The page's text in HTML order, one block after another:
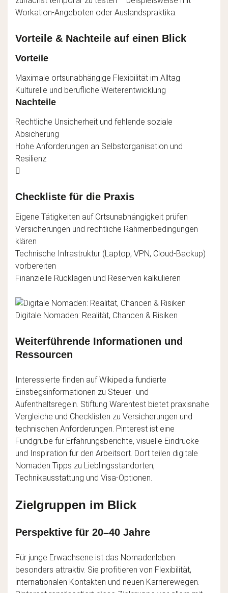
Workation-Angeboten oder Auslandspraktika.
Vorteile & Nachteile auf einen Blick
Vorteile
Maximale ortsunabhängige Flexibilität im Alltag
Kulturelle und berufliche Weiterentwicklung
Nachteile
Rechtliche Unsicherheit und fehlende soziale
Absicherung
Hohe Anforderungen an Selbstorganisation und
Resilienz
Checkliste für die Praxis
Eigene Tätigkeiten auf Ortsunabhängigkeit prüfen
Versicherungen und rechtliche Rahmenbedingungen
klären
Technische Infrastruktur (Laptop, VPN, Cloud-Backup)
vorbereiten
Finanzielle Rücklagen und Reserven kalkulieren
Digitale Nomaden: Realität, Chancen & Risiken
Weiterführende Informationen und
Ressourcen
Interessierte finden auf Wikipedia fundierte
Einstiegsinformationen zu Steuer- und
Aufenthaltsregeln. Stiftung Warentest bietet praxisnahe
Vergleiche und Checklisten zu Versicherungen und
technischen Anforderungen. Pinterest ist eine
Fundgrube für Erfahrungsberichte, visuelle Eindrücke
und Inspiration für den Arbeitsort. Dort teilen digitale
Nomaden Tipps zu Lieblingsstandorten,
Technikausstattung und Visa-Optionen.
Zielgruppen im Blick
Perspektive für 20–40 Jahre
Für junge Erwachsene ist das Nomadenleben
besonders attraktiv. Sie profitieren von Flexibilität,
internationalen Kontakten und neuen Karrierewegen.